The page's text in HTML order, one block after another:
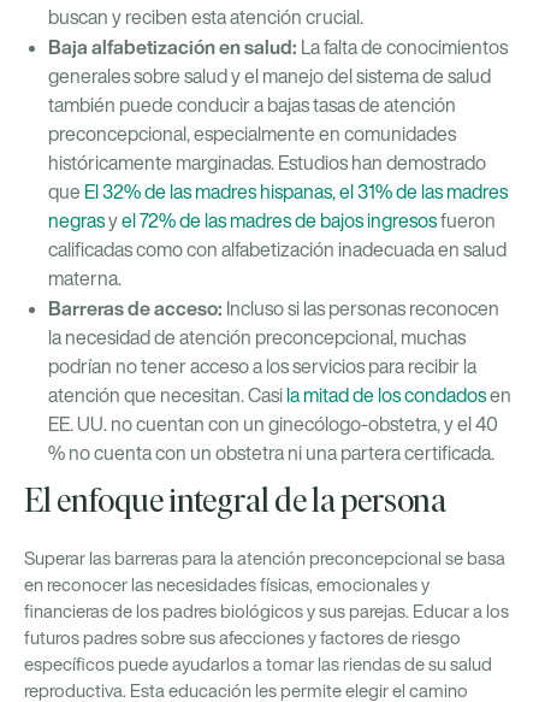
buscan y reciben esta atención crucial.
Baja alfabetización en salud: La falta de conocimientos
generales sobre salud y el manejo del sistema de salud
también puede conducir a bajas tasas de atención
preconcepcional, especialmente en comunidades
históricamente marginadas. Estudios han demostrado
que El 32% de las madres hispanas, el 31% de las madres
negrasyel 72% de las madres de bajos ingresosfueron
calificadas como con alfabetización inadecuada en salud
materna.
Barreras de acceso: Incluso si las personas reconocen
la necesidad de atención preconcepcional, muchas
podrían no tener acceso a los servicios para recibir la
atención que necesitan. Casi la mitad de los condadosen
EE. UU. no cuentan con un ginecólogo-obstetra, y el 40
% no cuenta con un obstetra ni una partera certificada.
El enfoque integral de la persona
Superar las barreras para la atención preconcepcional se basa
en reconocer las necesidades físicas, emocionales y
financieras de los padres biológicos y sus parejas. Educar a los
futuros padres sobre sus afecciones y factores de riesgo
específicos puede ayudarlos a tomar las riendas de su salud
reproductiva. Esta educación les permite elegir el camino